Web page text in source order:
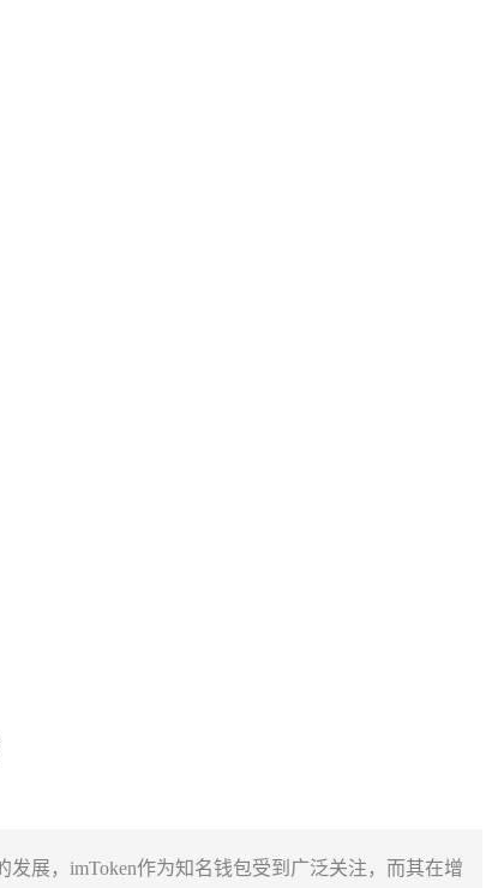
展，imToken作为知名钱包受到广泛关注，而其在增